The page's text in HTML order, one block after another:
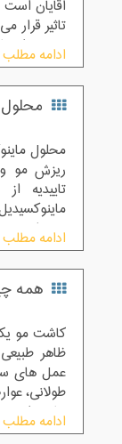
آقایان
تاثیر
و حس
ریش ها به
استرس
ناحیه از
ادامه مطلب
محلول
محلول
ریزش مو
و محلول
از گذشته
پزشکان
شود.محلول
ادامه مطلب
همه
کاشت مو
ظاهر
عمل های
طولانی،
هایی را به
ادامه مطلب